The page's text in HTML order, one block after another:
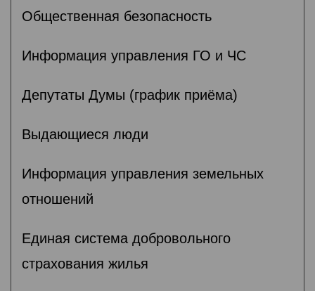
Общественная безопасность
Информация управления ГО и ЧС
Депутаты Думы (график приёма)
Выдающиеся люди
Информация управления земельных
отношений
Единая система добровольного
страхования жилья